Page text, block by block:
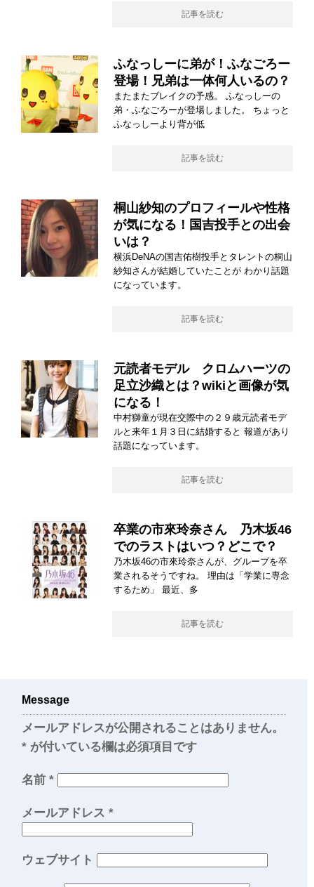
記事を読む
ふなっしーに弟が！ふなごろー
登場！兄弟は一体何人いるの？
またまたブレイクの予感。 ふなっしーの
弟・ふなごろーが登場しました。 ちょっと
ふなっしーより背が低
記事を読む
桐山紗知のプロフィールや性格
が気になる！国吉投手との出会
いは？
横浜DeNAの国吉佑樹投手とタレントの桐山
紗知さんが結婚していたことが わかり話題
になっています。
記事を読む
元読者モデル クロムハーツの
足立沙織とは？wikiと画像が気
になる！
中村獅童が現在交際中の２９歳元読者モデ
ルと来年１月３日に結婚すると 報道があり
話題になっています。
記事を読む
卒業の市來玲奈さん 乃木坂46
でのラストはいつ？どこで？
乃木坂46の市來玲奈さんが、グループを卒
業されるそうですね。 理由は「学業に専念
するため」 最近、多
記事を読む
Message
メールアドレスが公開されることはありません。
* が付いている欄は必須項目です
名前 *
メールアドレス *
ウェブサイト